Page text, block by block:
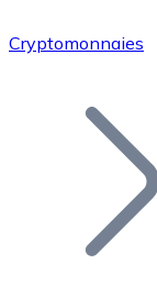
Rejoignez
Ajoutez le
Cryptomonnaies